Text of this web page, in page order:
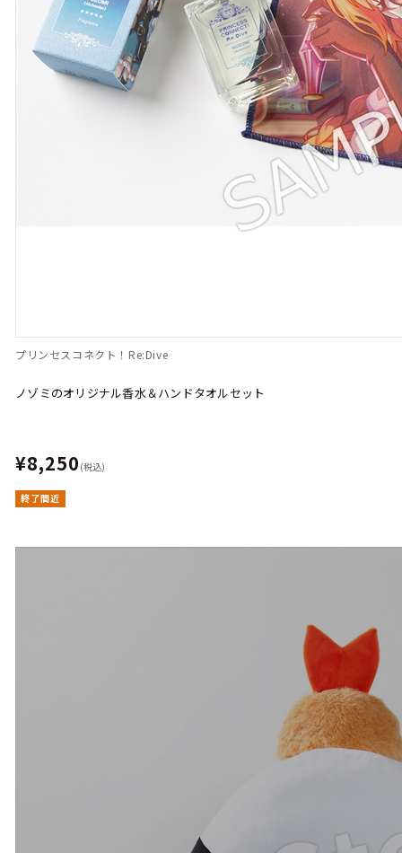
プリンセスコネクト！Re:Dive
ノゾミのオリジナル香水＆ハンドタオルセット
¥8,250 (税込)
終了間近